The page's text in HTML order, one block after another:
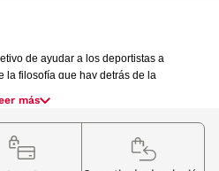
de ayudar a los deportistas a
la filosofía que hay detrás de la
y estilo dentro y fuera del
equipamiento deportivo, Under
al mundo de la óptica con
más